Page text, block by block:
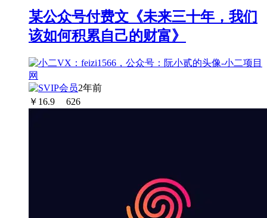
某公众号付费文《未来三十年，我们
该如何积累自己的财富》
2年前
￥ 16.9 626